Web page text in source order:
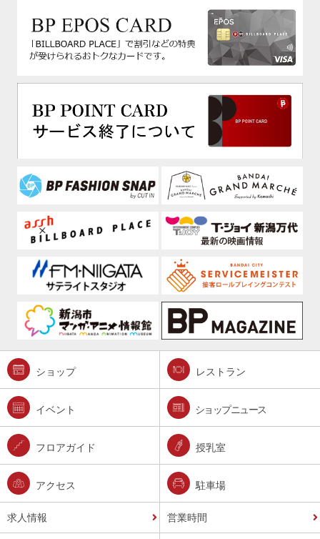
ショップ レストラン
イベント ショップニュース
フロアガイド 授乳室
アクセス 駐車場
求人情報 営業時間